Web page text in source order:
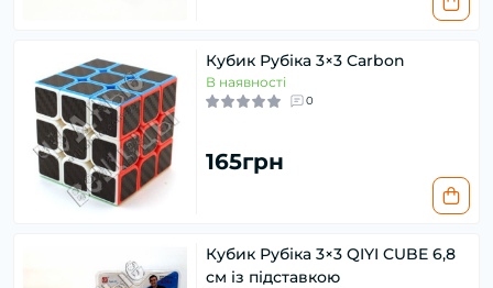
Кубик Рубіка 3×3 Carbon
В наявності
0
165грн
Кубик Рубіка 3×3 QIYI CUBE 6,8
см із підставкою